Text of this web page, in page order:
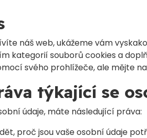
náš web, ukážeme vám
kategorií souborů cookies a
svého prohlížeče, ale mějte
týkající se
údaje, máte následující práva:
proč jsou vaše osobní údaje